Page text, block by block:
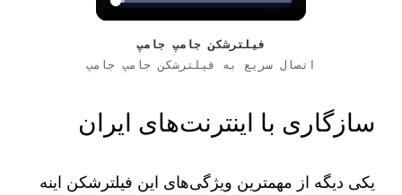
فیلترشکن جامپ جامپ
اتصال سریع به فیلترشکن جامپ جامپ
سازگاری با اینترنت‌های ایران
یکی دیگه از مهمترین ویژگی‌های این فیلترشکن اینه